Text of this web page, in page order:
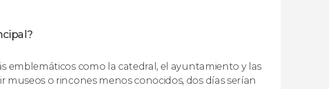
emblemáticos como la catedral, el ayuntamiento y las
o rincones menos conocidos, dos días serían